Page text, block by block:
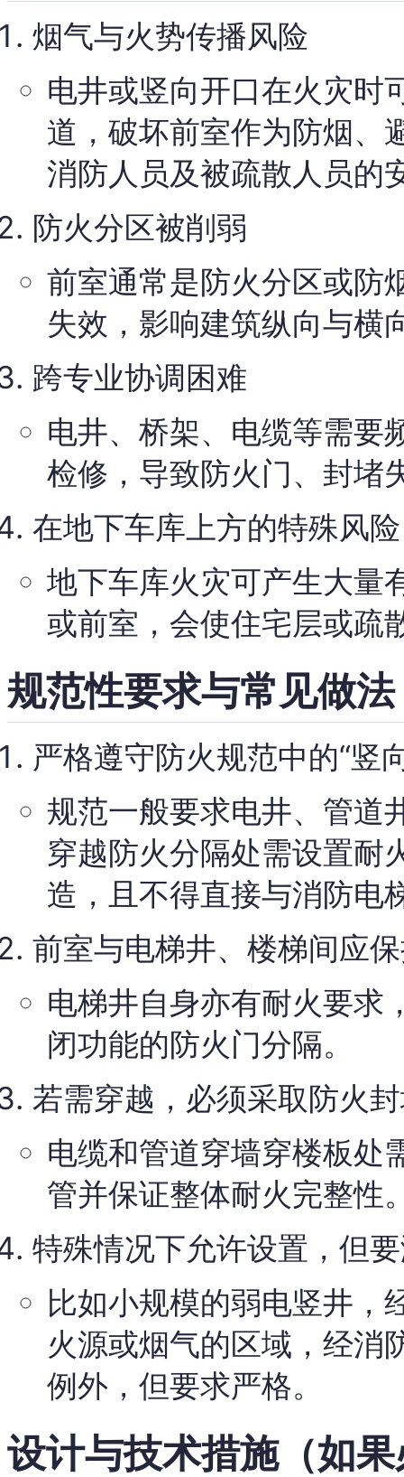
烟气与火势传播风险
电井或竖向开口在火灾时
道，破坏前室作为防烟、
消防人员及被疏散人员的
防火分区被削弱
前室通常是防火分区或防
失效，影响建筑纵向与横
跨专业协调困难
电井、桥架、电缆等需要
检修，导致防火门、封堵
在地下车库上方的特殊风险
地下车库火灾可产生大量
或前室，会使住宅层或疏
规范性要求与常见做法
严格遵守防火规范中的“竖
规范一般要求电井、管道
穿越防火分隔处需设置耐
造，且不得直接与消防电
前室与电梯井、楼梯间应
电梯井自身亦有耐火要求
闭功能的防火门分隔。
若需穿越，必须采取防火
电缆和管道穿墙穿楼板处
管并保证整体耐火完整性
特殊情况下允许设置，但
比如小规模的弱电竖井，
火源或烟气的区域，经消
例外，但要求严格。
设计与技术措施（如